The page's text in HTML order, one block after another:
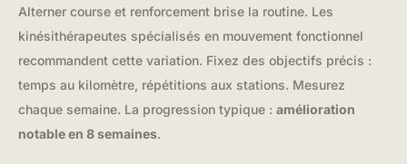
Alterner course et renforcement brise la routine. Les
kinésithérapeutes spécialisés en mouvement fonctionnel
recommandent cette variation. Fixez des objectifs précis :
temps au kilomètre, répétitions aux stations. Mesurez
chaque semaine. La progression typique : amélioration
notable en 8 semaines.